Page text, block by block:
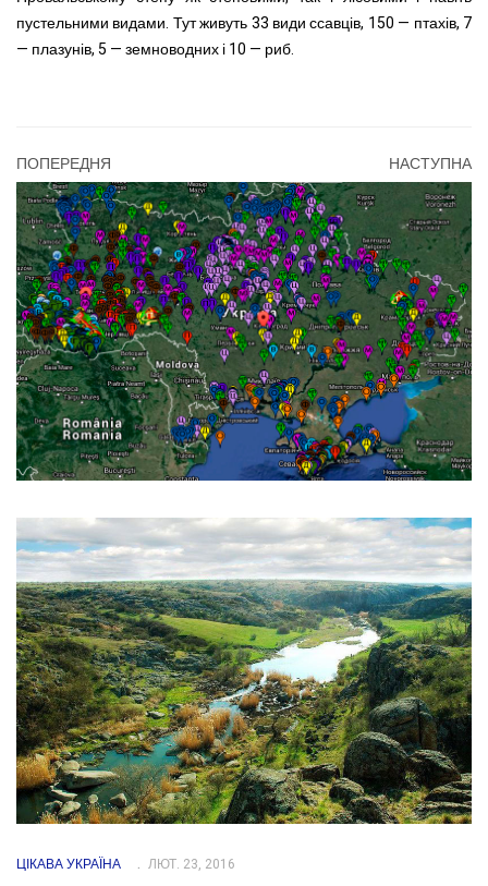
пустельними видами. Тут живуть 33 види ссавців, 150 — птахів, 7
— плазунів, 5 — земноводних і 10 — риб.
ПОПЕРЕДНЯ НАСТУПНА
ЦІКАВА УКРАЇНА ЛЮТ. 23, 2016